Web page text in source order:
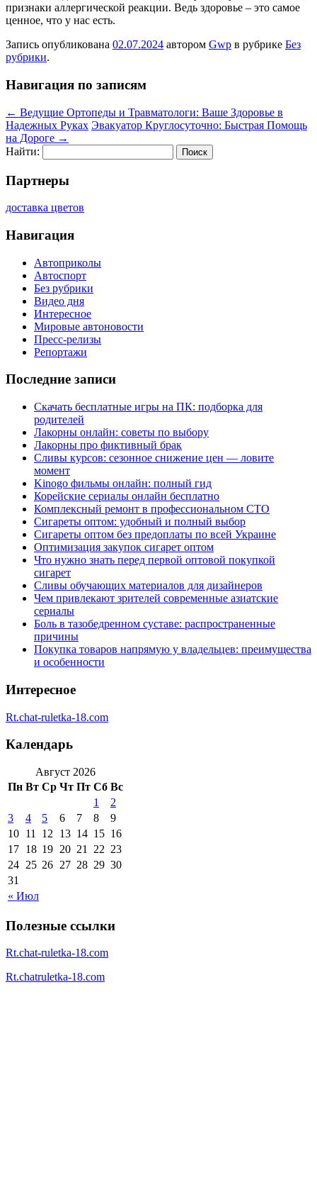
признаки аллергической реакции. Ведь здоровье – это самое
ценное, что у нас есть.
Запись опубликована 02.07.2024 автором Gwp в рубрике Без
рубрики.
Навигация по записям
← Ведущие Ортопеды и Травматологи: Ваше Здоровье в
Надежных Руках Эвакуатор Круглосуточно: Быстрая Помощь
на Дороге →
Найти:
Партнеры
доставка цветов
Навигация
Автоприколы
Автоспорт
Без рубрики
Видео дня
Интересное
Мировые автоновости
Пресс-релизы
Репортажи
Последние записи
Скачать бесплатные игры на ПК: подборка для
родителей
Лакорны онлайн: советы по выбору
Лакорны про фиктивный брак
Сливы курсов: сезонное снижение цен — ловите
момент
Kinogo фильмы онлайн: полный гид
Корейские сериалы онлайн бесплатно
Комплексный ремонт в профессиональном СТО
Сигареты оптом: удобный и полный выбор
Сигареты оптом без предоплаты по всей Украине
Оптимизация закупок сигарет оптом
Что нужно знать перед первой оптовой покупкой
сигарет
Сливы обучающих материалов для дизайнеров
Чем привлекают зрителей современные азиатские
сериалы
Боль в тазобедренном суставе: распространенные
причины
Покупка товаров напрямую у владельцев: преимущества
и особенности
Интересное
Rt.chat-ruletka-18.com
Календарь
Август 2026
Пн Вт Ср Чт Пт Сб Вс
« Июл
1
2
3
4 5 6 7 8
9
10 11 12 13 14 15 16
17 18 19 20 21 22 23
24 25 26 27 28 29 30
31
Полезные ссылки
Rt.chat-ruletka-18.com
Rt.chatruletka-18.com